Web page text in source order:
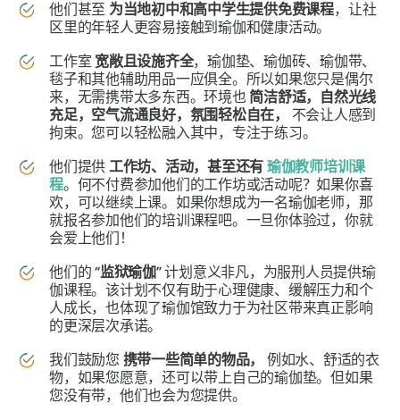
他们甚至 为当地初中和高中学生提供免费课程，让社
区里的年轻人更容易接触到瑜伽和健康活动。
工作室 宽敞且设施齐全，瑜伽垫、瑜伽砖、瑜伽带、
毯子和其他辅助用品一应俱全。所以如果您只是偶尔
来，无需携带太多东西。环境也简洁舒适，自然光线
充足，空气流通良好，氛围轻松自在， 不会让人感到
拘束。您可以轻松融入其中，专注于练习。
他们提供 工作坊、活动，甚至还有 瑜伽教师培训课
程。何不付费参加他们的工作坊或活动呢？如果你喜
欢，可以继续上课。如果你想成为一名瑜伽老师，那
就报名参加他们的培训课程吧。一旦你体验过，你就
会爱上他们！
他们的“监狱瑜伽”计划意义非凡，为服刑人员提供瑜
伽课程。该计划不仅有助于心理健康、缓解压力和个
人成长，也体现了瑜伽馆致力于为社区带来真正影响
的更深层次承诺。
我们鼓励您 携带一些简单的物品， 例如水、舒适的衣
物，如果您愿意，还可以带上自己的瑜伽垫。但如果
您没有带，他们也会为您提供。